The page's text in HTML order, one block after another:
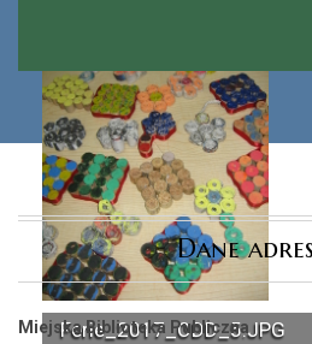
Ferie_2017_ODD_5.JPG
Dane
Miejska Biblioteka Publiczna